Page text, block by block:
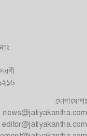
যোগাযোগঃ
news@jatiyakantha.com
editor@jatiyakantha.com